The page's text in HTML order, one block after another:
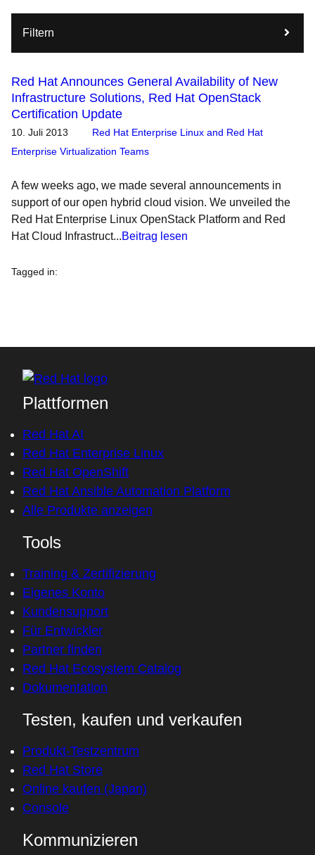
Filtern
Red Hat Announces General Availability of New
Infrastructure Solutions, Red Hat OpenStack
Certification Update
10. Juli 2013
Red Hat Enterprise Linux and Red Hat
Enterprise Virtualization Teams
A few weeks ago, we made several announcements in
support of our open hybrid cloud vision. We unveiled the
Red Hat Enterprise Linux OpenStack Platform and Red
Hat Cloud Infrastruct...Beitrag lesen
Tagged in:
Plattformen
Red Hat AI
Red Hat Enterprise Linux
Red Hat OpenShift
Red Hat Ansible Automation Platform
Alle Produkte anzeigen
Tools
Training & Zertifizierung
Eigenes Konto
Kundensupport
Für Entwickler
Partner finden
Red Hat Ecosystem Catalog
Dokumentation
Testen, kaufen und verkaufen
Produkt-Testzentrum
Red Hat Store
Online kaufen (Japan)
Console
Kommunizieren